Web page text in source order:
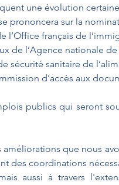
une évolution
prononcera sur la
l’Office français de
de l’Agence nationale
sécurité sanitaire de
d’accès aux
publics qui seront
que nous
des coordinations
aussi à travers